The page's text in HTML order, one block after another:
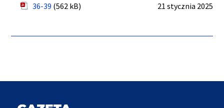
36-39 (562 kB) 21 stycznia 2025